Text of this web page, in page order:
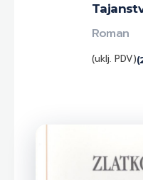
(uklj. PDV)
Roman